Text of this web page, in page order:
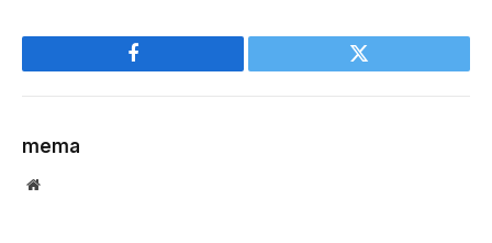
Facebook Twitter
mema
Website